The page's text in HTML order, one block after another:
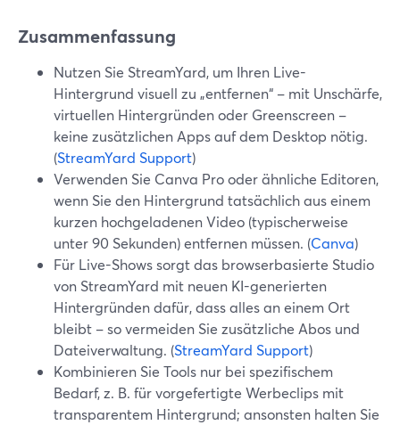
Zusammenfassung
Nutzen Sie StreamYard, um Ihren Live-
Hintergrund visuell zu „entfernen“ – mit Unschärfe,
virtuellen Hintergründen oder Greenscreen –
keine zusätzlichen Apps auf dem Desktop nötig.
(StreamYard Support)
Verwenden Sie Canva Pro oder ähnliche Editoren,
wenn Sie den Hintergrund tatsächlich aus einem
kurzen hochgeladenen Video (typischerweise
unter 90 Sekunden) entfernen müssen. (Canva)
Für Live-Shows sorgt das browserbasierte Studio
von StreamYard mit neuen KI-generierten
Hintergründen dafür, dass alles an einem Ort
bleibt – so vermeiden Sie zusätzliche Abos und
Dateiverwaltung. (StreamYard Support)
Kombinieren Sie Tools nur bei spezifischem
Bedarf, z. B. für vorgefertigte Werbeclips mit
transparentem Hintergrund; ansonsten halten Sie